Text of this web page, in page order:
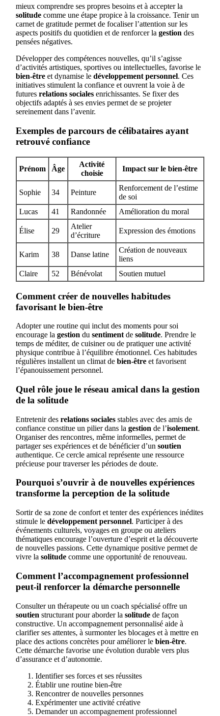
mieux comprendre ses propres besoins et à accepter la
solitude comme une étape propice à la croissance. Tenir un
carnet de gratitude permet de focaliser l’attention sur les
aspects positifs du quotidien et de renforcer la gestion des
pensées négatives.
Développer des compétences nouvelles, qu’il s’agisse
d’activités artistiques, sportives ou intellectuelles, favorise le
bien-être et dynamise le développement personnel. Ces
initiatives stimulent la confiance et ouvrent la voie à de
futures relations sociales enrichissantes. Se fixer des
objectifs adaptés à ses envies permet de se projeter
sereinement dans l’avenir.
Exemples de parcours de célibataires ayant
retrouvé confiance
Prénom Âge
Activité
choisie
Impact sur le bien-être
Sophie 34 Peinture
Renforcement de l’estime
de soi
Lucas
41 Randonnée Amélioration du moral
Élise 29
Atelier
d’écriture
Expression des émotions
Karim 38 Danse latine
Création de nouveaux
liens
Claire
52 Bénévolat Soutien mutuel
Comment créer de nouvelles habitudes
favorisant le bien-être
Adopter une routine qui inclut des moments pour soi
encourage la gestion du sentiment de solitude. Prendre le
temps de méditer, de cuisiner ou de pratiquer une activité
physique contribue à l’équilibre émotionnel. Ces habitudes
régulières installent un climat de bien-être et favorisent
l’épanouissement personnel.
Quel rôle joue le réseau amical dans la gestion
de la solitude
Entretenir des relations sociales stables avec des amis de
confiance constitue un pilier dans la gestion de l’isolement.
Organiser des rencontres, même informelles, permet de
partager ses expériences et de bénéficier d’un soutien
authentique. Ce cercle amical représente une ressource
précieuse pour traverser les périodes de doute.
Pourquoi s’ouvrir à de nouvelles expériences
transforme la perception de la solitude
Sortir de sa zone de confort et tenter des expériences inédites
stimule le développement personnel. Participer à des
événements culturels, voyages en groupe ou ateliers
thématiques encourage l’ouverture d’esprit et la découverte
de nouvelles passions. Cette dynamique positive permet de
vivre la solitude comme une opportunité de renouveau.
Comment l’accompagnement professionnel
peut-il renforcer la démarche personnelle
Consulter un thérapeute ou un coach spécialisé offre un
soutien structurant pour aborder la solitude de façon
constructive. Un accompagnement personnalisé aide à
clarifier ses attentes, à surmonter les blocages et à mettre en
place des actions concrètes pour améliorer le bien-être.
Cette démarche favorise une évolution durable vers plus
d’assurance et d’autonomie.
Identifier ses forces et ses réussites
Établir une routine bien-être
Rencontrer de nouvelles personnes
Expérimenter une activité créative
Demander un accompagnement professionnel